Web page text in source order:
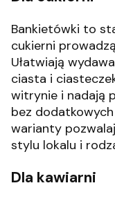
Bankietówki to
cukierni
Ułatwiają
ciasta i
witrynie i nadają
bez dodatkowych
warianty
stylu lokalu i
Dla kawiarni